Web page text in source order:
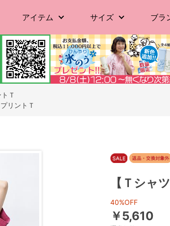
アイテム サイズ ブラ
Ｔ
リントＴ
【Ｔシャ
40%OFF
￥5,610